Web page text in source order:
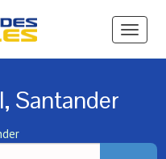
Ver
Santander